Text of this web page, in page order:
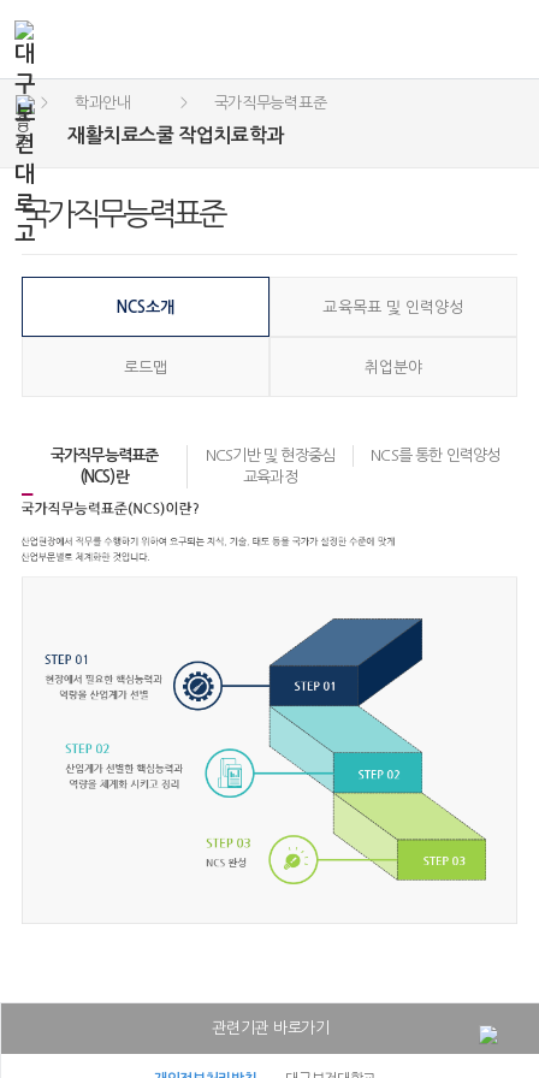
재활치료스쿨 작업치료학과
> 학과안내 > 국가직무능력표준
국가직무능력표준
NCS소개 교육목표 및 인력양성
로드맵 취업분야
국가직무능력표준
(NCS)란
NCS기반 및 현장중심
교육과정
NCS를 통한 인력양성
관련기관 바로가기
대구보건대학교병원